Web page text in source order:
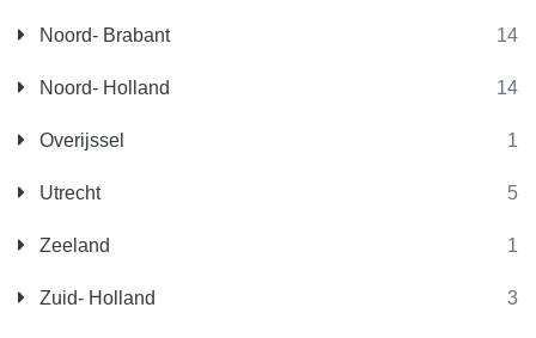
Noord- Brabant 14
Noord- Holland 14
Overijssel 1
Utrecht 5
Zeeland 1
Zuid- Holland 3